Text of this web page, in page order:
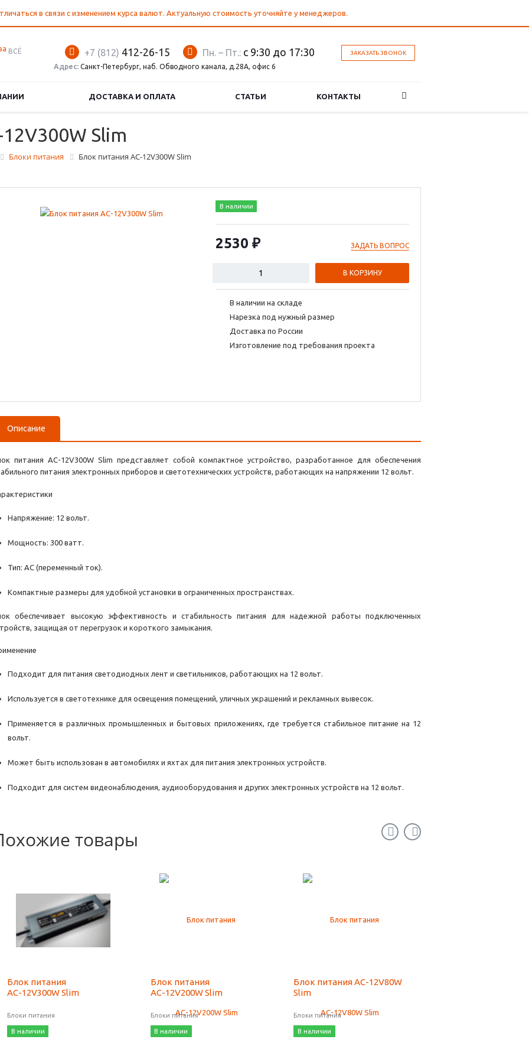
в связи с изменением курса валют. Актуальную стоимость уточняйте у менеджеров.
ВСЁ
ЗАКАЗАТЬ ЗВОНОК
Пн. – Пт.: с 9:30 до 17:30
+7 (812) 412-26-15
Адрес: Санкт-Петербург, наб. Обводного канала, д.28А, офис 6
ДОСТАВКА И ОПЛАТА СТАТЬИ КОНТАКТЫ
Slim
Блоки питания Блок питания AС-12V300W Slim
В наличии
2530 ₽ ЗАДАТЬ ВОПРОС
В КОРЗИНУ
В наличии на складе
Нарезка под нужный размер
Доставка по России
Изготовление под требования проекта
Описание
питания AC-12V300W Slim представляет собой компактное устройство, разработанное для обеспечения
питания электронных приборов и светотехнических устройств, работающих на напряжении 12 вольт.
Напряжение: 12 вольт.
Мощность: 300 ватт.
Тип: AC (переменный ток).
Компактные размеры для удобной установки в ограниченных пространствах.
обеспечивает высокую эффективность и стабильность питания для надежной работы подключенных
защищая от перегрузок и короткого замыкания.
Подходит для питания светодиодных лент и светильников, работающих на 12 вольт.
Используется в светотехнике для освещения помещений, уличных украшений и рекламных вывесок.
Применяется в различных промышленных и бытовых приложениях, где требуется стабильное питание на 12
вольт.
Может быть использован в автомобилях и яхтах для питания электронных устройств.
Подходит для систем видеонаблюдения, аудиооборудования и других электронных устройств на 12 вольт.
товары
Блок питания
AС-12V300W Slim
Блоки питания
В наличии
Блок питания
AС-12V200W Slim
Блоки питания
В наличии
Блок питания AС-12V80W
Slim
Блоки питания
В наличии